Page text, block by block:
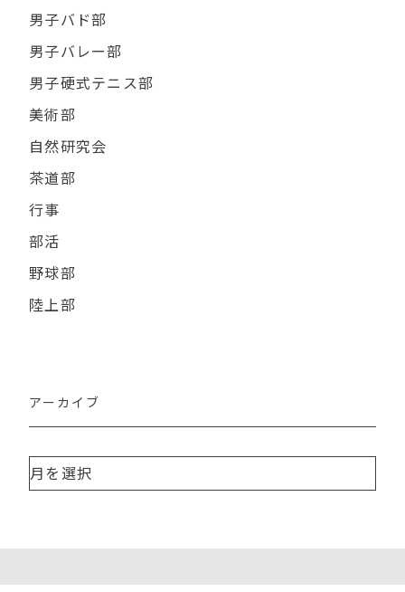
男子バド部
男子バレー部
男子硬式テニス部
美術部
自然研究会
茶道部
行事
部活
野球部
陸上部
アーカイブ